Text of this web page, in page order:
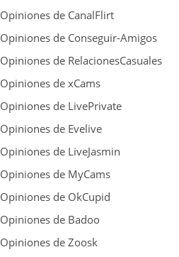
Opiniones de CanalFlirt
Opiniones de Conseguir-Amigos
Opiniones de RelacionesCasuales
Opiniones de xCams
Opiniones de LivePrivate
Opiniones de Evelive
Opiniones de LiveJasmin
Opiniones de MyCams
Opiniones de OkCupid
Opiniones de Badoo
Opiniones de Zoosk